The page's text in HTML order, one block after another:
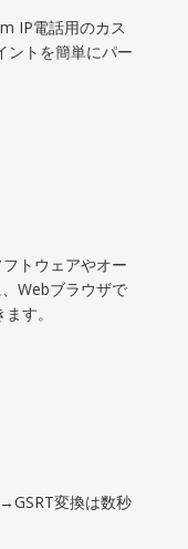
IP電話用のカス
ントを簡単にパー
トウェアやオー
Webブラウザで
す。
変換は数秒